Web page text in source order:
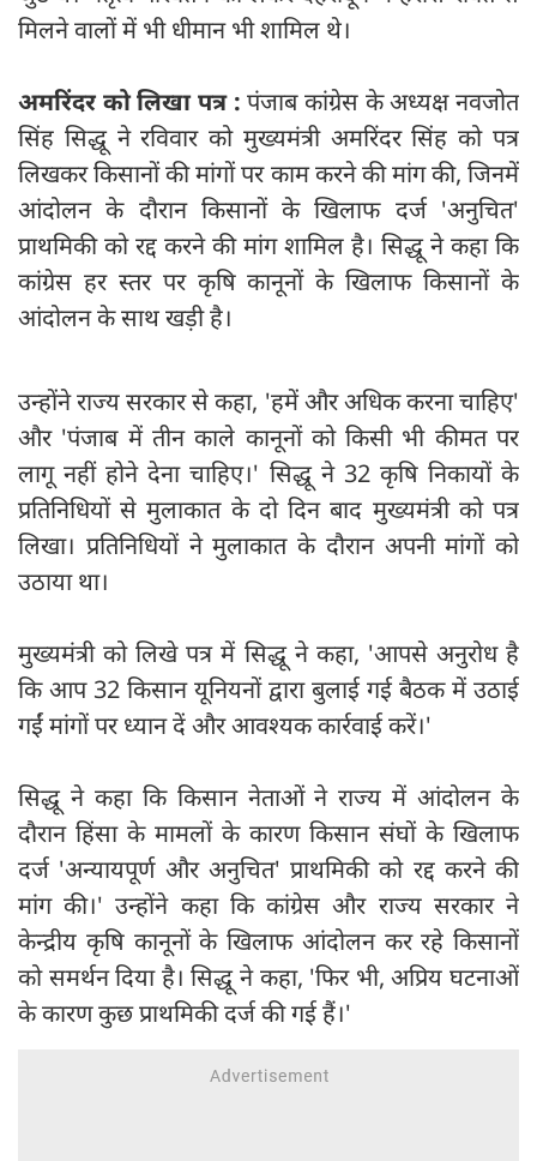
मिलने वालों में भी धीमान भी शामिल थे।
अमरिंदर को लिखा पत्र :पंजाब कांग्रेस के अध्यक्ष नवजोत
सिंह सिद्धू ने रविवार को मुख्यमंत्री अमरिंदर सिंह को पत्र
लिखकर किसानों की मांगों पर काम करने की मांग की, जिनमें
आंदोलन के दौरान किसानों के खिलाफ दर्ज 'अनुचित'
प्राथमिकी को रद्द करने की मांग शामिल है। सिद्धू ने कहा कि
कांग्रेस हर स्तर पर कृषि कानूनों के खिलाफ किसानों के
आंदोलन के साथ खड़ी है।
उन्होंने राज्य सरकार से कहा, 'हमें और अधिक करना चाहिए'
और 'पंजाब में तीन काले कानूनों को किसी भी कीमत पर
लागू नहीं होने देना चाहिए।' सिद्धू ने 32 कृषि निकायों के
प्रतिनिधियों से मुलाकात के दो दिन बाद मुख्यमंत्री को पत्र
लिखा। प्रतिनिधियों ने मुलाकात के दौरान अपनी मांगों को
उठाया था।
मुख्यमंत्री को लिखे पत्र में सिद्धू ने कहा, 'आपसे अनुरोध है
कि आप 32 किसान यूनियनों द्वारा बुलाई गई बैठक में उठाई
गईं मांगों पर ध्यान दें और आवश्यक कार्रवाई करें।'
सिद्धू ने कहा कि किसान नेताओं ने राज्य में आंदोलन के
दौरान हिंसा के मामलों के कारण किसान संघों के खिलाफ
दर्ज 'अन्यायपूर्ण और अनुचित' प्राथमिकी को रद्द करने की
मांग की।' उन्होंने कहा कि कांग्रेस और राज्य सरकार ने
केन्द्रीय कृषि कानूनों के खिलाफ आंदोलन कर रहे किसानों
को समर्थन दिया है। सिद्धू ने कहा, 'फिर भी, अप्रिय घटनाओं
के कारण कुछ प्राथमिकी दर्ज की गई हैं।'